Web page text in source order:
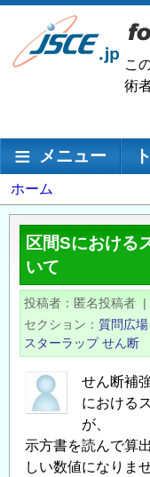
メ
ン
移
こ
術
メインナビゲーシ
メニュー
パ
ン
く
ず
ホーム
区間Sにおける
いて
投稿者 匿名投稿者 |
セクション
質問広場
スターラップ せん断
せん断補
における
が、
示方書を読んで算
しい数値になりま